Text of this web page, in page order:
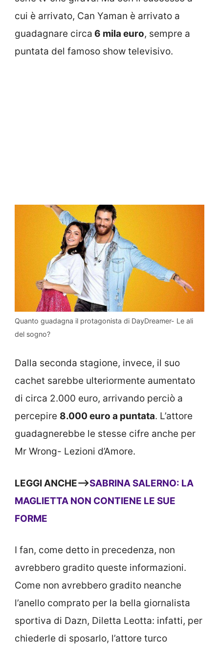
cui è arrivato, Can Yaman è arrivato a
guadagnare circa 6 mila euro, sempre a
puntata del famoso show televisivo.
Quanto guadagna il protagonista di DayDreamer- Le ali
del sogno?
Dalla seconda stagione, invece, il suo
cachet sarebbe ulteriormente aumentato
di circa 2.000 euro, arrivando perciò a
percepire 8.000 euro a puntata. L’attore
guadagnerebbe le stesse cifre anche per
Mr Wrong- Lezioni d’Amore.
LEGGI ANCHE—>SABRINA SALERNO: LA
MAGLIETTA NON CONTIENE LE SUE
FORME
I fan, come detto in precedenza, non
avrebbero gradito queste informazioni.
Come non avrebbero gradito neanche
l’anello comprato per la bella giornalista
sportiva di Dazn, Diletta Leotta: infatti, per
chiederle di sposarlo, l’attore turco